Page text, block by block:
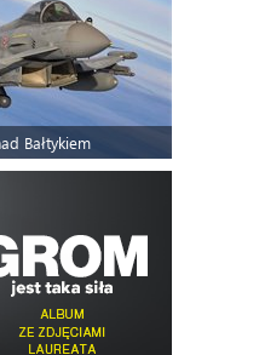
Bałtykiem